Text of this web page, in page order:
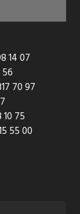
14 07
70 97
75
55 00